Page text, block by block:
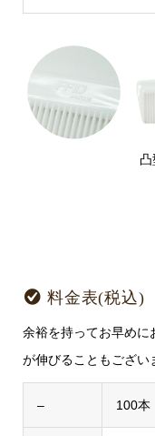
料金表(税込)
余裕を持ってお早めに
が伸びることもござい
– 100本